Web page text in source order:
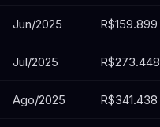
Jun/2025 R$159.899
Jul/2025 R$273.448
Ago/2025 R$341.438